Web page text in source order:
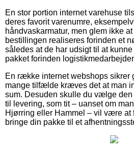
En stor portion internet varehuse
deres favorit varenumre,
håndvaskarmatur, men glem ikke
bestillingen realiseres forinden et
således at de har udsigt til at
pakket forinden
En række internet webshops sikrer
mange tilfælde kræves det at man
sum. Desuden skulle du vælge
til levering, som tit – uanset om
Hjørring eller Hammel – vil være at
bringe din pakke til et